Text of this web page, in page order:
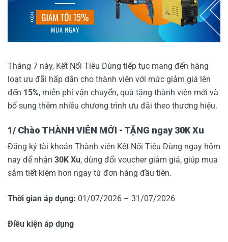
Tháng 7 này, Kết Nối Tiêu Dùng tiếp tục mang đến hàng
loạt ưu đãi hấp dẫn cho thành viên với mức giảm giá lên
đến 15%, miễn phí vận chuyển, quà tặng thành viên mới và
bổ sung thêm nhiều chương trình ưu đãi theo thương hiệu.
1/ Chào THÀNH VIÊN MỚI - TẶNG ngay 30K Xu
Đăng ký tài khoản Thành viên Kết Nối Tiêu Dùng ngay hôm
nay để nhận 30K Xu, dùng đổi voucher giảm giá, giúp mua
sắm tiết kiệm hơn ngay từ đơn hàng đầu tiên.
Thời gian áp dụng: 01/07/2026 – 31/07/2026
Điều kiện áp dụng